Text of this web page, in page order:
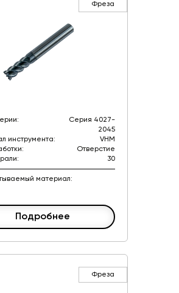
Фреза
Серия 4027-
2045
инструмента:
VHM
Отверстие
30
материал:
Подробнее
Фреза